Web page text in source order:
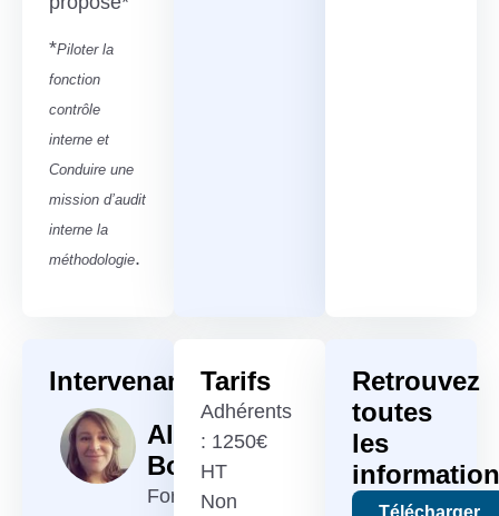
*Piloter la
fonction
contrôle
interne et
Conduire une
mission d’audit
interne la
méthodologie.
Intervenant
Alice
Boisson
Formatrice
Tarifs
Adhérents
: 1250€
HT
Non
Retrouvez
toutes
les
Télécharger